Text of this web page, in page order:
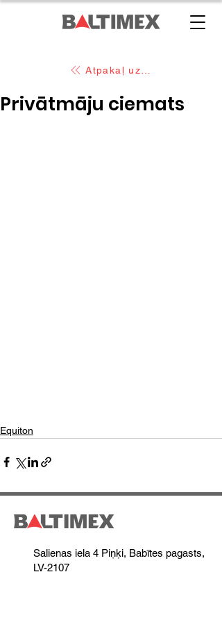
Atpakaļ uz pārējiem
Privātmāju ciemats
Equiton
Salienas iela 4 Piņķi, Babītes pagasts,
LV-2107